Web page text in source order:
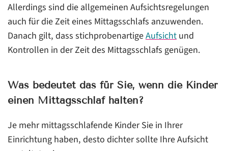
Allerdings sind die allgemeinen Aufsichtsregelungen
auch für die Zeit eines Mittagsschlafs anzuwenden.
Danach gilt, dass stichprobenartigeAufsichtund
Kontrollen in der Zeit des Mittagsschlafs genügen.
Was bedeutet das für Sie, wenn die Kinder
einen Mittagsschlaf halten?
Je mehr mittagsschlafende Kinder Sie in Ihrer
Einrichtung haben, desto dichter sollte Ihre Aufsicht